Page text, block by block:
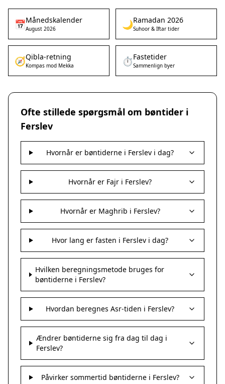
📅Månedskalender
August 2026 🌙Ramadan 2026
Suhoor & Iftar tider
🧭Qibla-retning
Kompas mod Mekka ⏱️Fastetider
Sammenlign byer
Ofte stillede spørgsmål om bøntider i
Ferslev
Hvornår er bøntiderne i Ferslev i dag?
Hvornår er Fajr i Ferslev?
Hvornår er Maghrib i Ferslev?
Hvor lang er fasten i Ferslev i dag?
Hvilken beregningsmetode bruges for
bøntiderne i Ferslev?
Hvordan beregnes Asr-tiden i Ferslev?
Ændrer bøntiderne sig fra dag til dag i
Ferslev?
Påvirker sommertid bøntiderne i Ferslev?